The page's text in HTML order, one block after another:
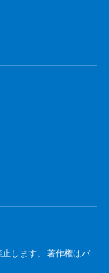
します。 著作権はバ